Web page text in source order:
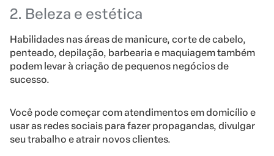
2. Beleza e estética
Habilidades nas áreas de manicure, corte de cabelo,
penteado, depilação, barbearia e maquiagem também
podem levar à criação de pequenos negócios de
sucesso.
Você pode começar com atendimentos em domicílio e
usar as redes sociais para fazer propagandas, divulgar
seu trabalho e atrair novos clientes.